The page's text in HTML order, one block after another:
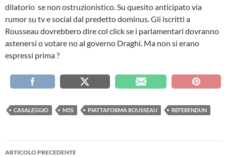
dilatorio se non ostruzionistico. Su quesito anticipato via
rumor su tv e social dal predetto dominus. Gli iscritti a
Rousseau dovrebbero dire col click se i parlamentari dovranno
astenersi o votare no al governo Draghi. Ma non si erano
espressi prima ?
CASALEGGIO M5S PIATTAFORMA ROUSSEAU REFERENDUN
Navigazione
ARTICOLO PRECEDENTE